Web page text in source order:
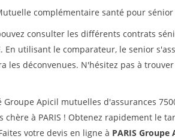
complémentaire santé pour sénior
consulter les différents contrats
. En utilisant le comparateur, le senior
les déconvenues. N'hésitez pas à
Apicil mutuelles d'assurances
chère à PARIS ! Obtenez rapidement le
votre devis en ligne à PARIS Groupe